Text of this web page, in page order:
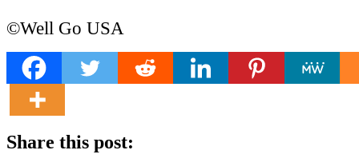
©Well Go USA
Share this post: